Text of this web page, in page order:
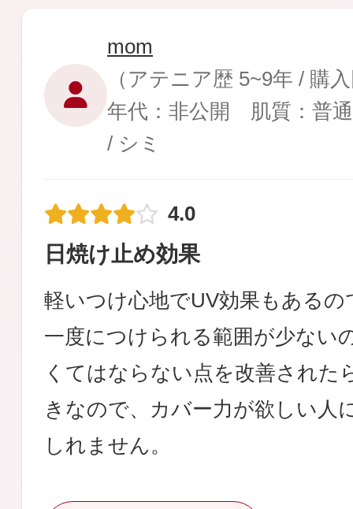
mom
（アテニア歴 5~9年 / 購
年代：非公開 肌質：普
/ シミ
4.0
日焼け止め効果
軽いつけ心地でUV効果もある
一度につけられる範囲が少ない
くてはならない点を改善された
きなので、カバー力が欲しい人
しれません。